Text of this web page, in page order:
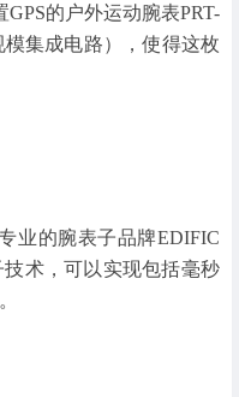
的户外运动腕表PRT-
模集成电路），使得这枚
业的腕表子品牌EDIFIC
术，可以实现包括毫秒